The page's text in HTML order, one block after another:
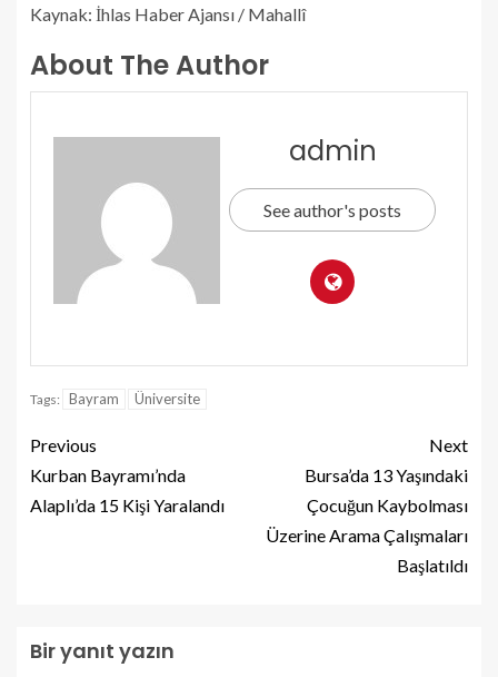
Kaynak: İhlas Haber Ajansı / Mahallî
About The Author
admin
See author's posts
Tags: Bayram Üniversite
Previous
Kurban Bayramı’nda
Alaplı’da 15 Kişi Yaralandı
Next
Bursa’da 13 Yaşındaki
Çocuğun Kaybolması
Üzerine Arama Çalışmaları
Başlatıldı
Bir yanıt yazın